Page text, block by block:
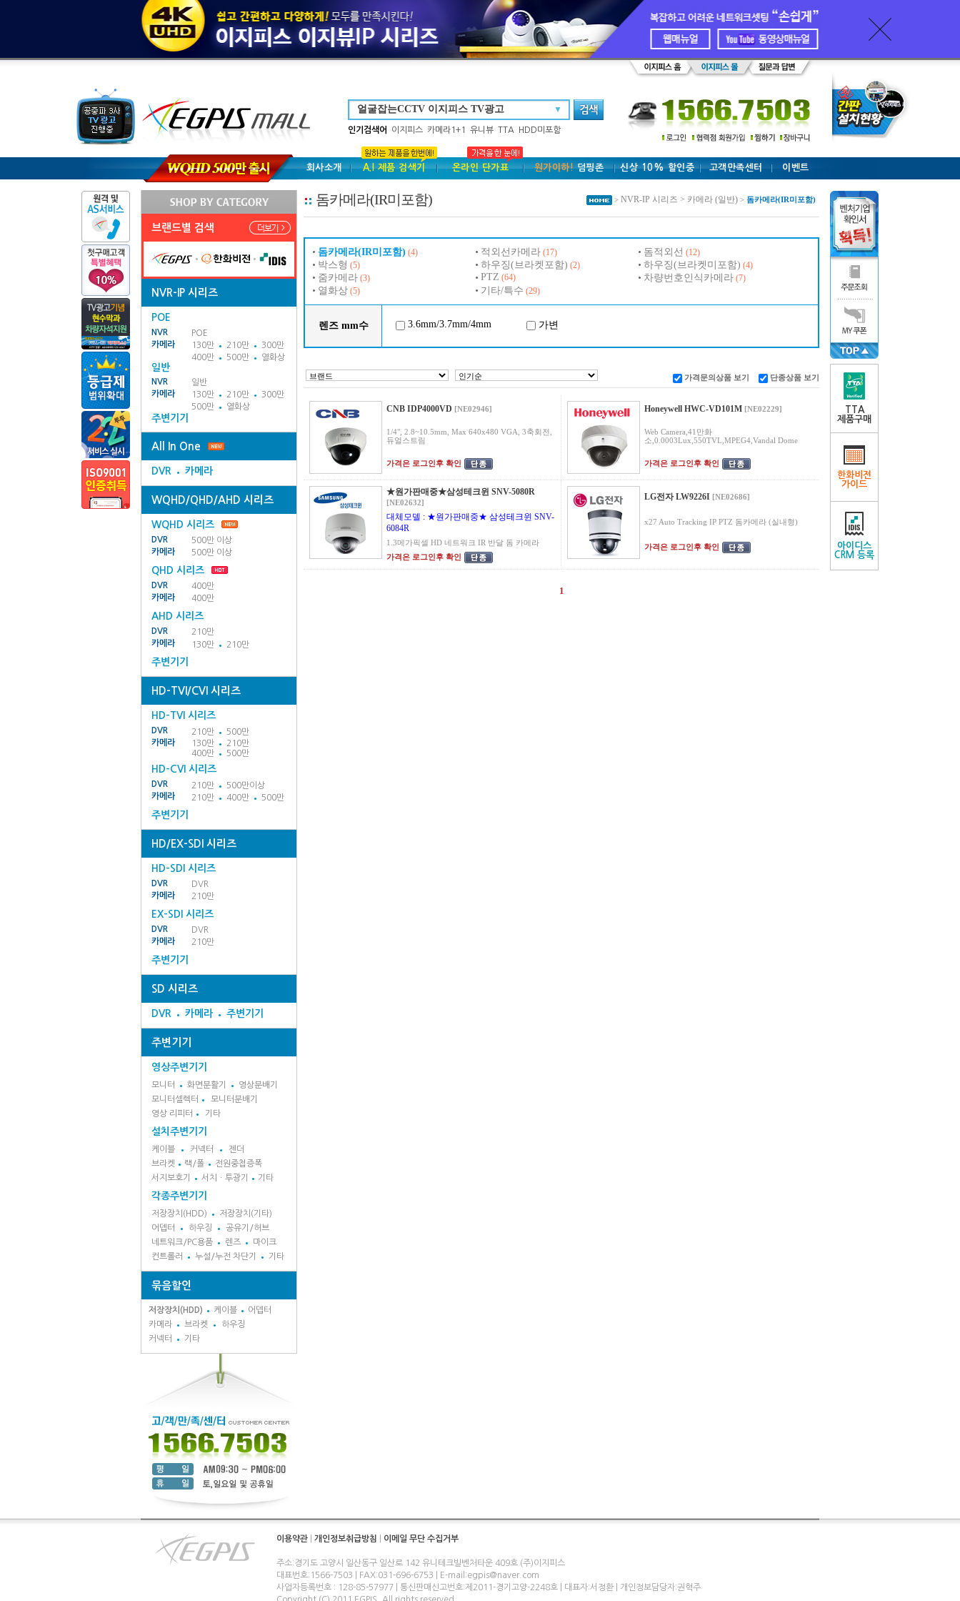
▼
인기검색어 이지피스 카메라1+1 유니뷰 TTA HDD미포함
회사소개 A.I 제품 검색기 온라인 단가표 원가이하!덤핑존 신상 10% 할인중 고객만족센터 이벤트
브랜드별 검색
NVR-IP 시리즈
POE
NVR
POE
카메라
130만 210만
300만
400만
500만 열화상
일반
NVR
일반
카메라
130만 210만
300만
500만
열화상
주변기기
All In One
DVR 카메라
WQHD/QHD/AHD 시리즈
WQHD 시리즈
DVR
500만 이상
카메라
500만 이상
QHD 시리즈
DVR
400만
카메라
400만
AHD 시리즈
DVR
210만
카메라
130만 210만
주변기기
HD-TVI/CVI 시리즈
HD-TVI 시리즈
DVR 210만
500만
카메라
130만
210만
400만
500만
HD-CVI 시리즈
DVR 210만
500만이상
카메라
210만 400만 500만
주변기기
HD/EX-SDI 시리즈
HD-SDI 시리즈
DVR
DVR
카메라
210만
EX-SDI 시리즈
DVR
DVR
카메라
210만
주변기기
SD 시리즈
DVR 카메라 주변기기
주변기기
영상주변기기
모니터 화면분활기
영상분배기
모니터셀렉터
모니터분배기
영상 리피터
기타
설치주변기기
케이블 커넥터
젠더
브라켓
랙/폴
전원중첩증폭
서지보호기
서치ㆍ투광기 기타
각종주변기기
저장장치(HDD)
저장장치(기타)
어뎁터
하우징
공유기/허브
네트워크/PC용품
렌즈
마이크
컨트롤러
누설/누전 차단기 기타
묶음할인
저장장치(HDD) 케이블
어뎁터
카메라
브라켓
하우징
커넥터
기타
돔카메라(IR미포함) > NVR-IP 시리즈 > 카메라 (일반) > 돔카메라(IR미포함)
돔카메라(IR미포함) (4) 적외선카메라 (17) 돔적외선 (12)
박스형 (5) 하우징(브라켓포함) (2) 하우징(브라켓미포함) (4)
줌카메라 (3) PTZ (64) 차량번호인식카메라 (7)
열화상 (5) 기타/특수 (29)
렌즈 mm수 3.6mm/3.7mm/4mm 가변
가격문의상품 보기 단종상품 보기
CNB IDP4000VD [NE02946]
1/4", 2.8~10.5mm, Max 640x480 VGA, 3축회전,
듀얼스트림
가격은 로그인후 확인
Honeywell HWC-VD101M [NE02229]
Web Camera,41만화
소,0.0003Lux,550TVL,MPEG4,Vandal Dome
가격은 로그인후 확인
★원가판매중★삼성테크윈 SNV-5080R
[NE02632]
대체모델 : ★원가판매중★ 삼성테크윈 SNV-
6084R
1.3메가픽셀 HD 네트워크 IR 반달 돔 카메라
가격은 로그인후 확인
LG전자 LW9226I [NE02686]
x27 Auto Tracking IP PTZ 돔카메라 (실내형)
가격은 로그인후 확인
1
TTA
제품구매
한화비전
가이드
아이디스
CRM 등록
이용약관 개인정보취급방침 이메일 무단 수집거부
주소:경기도 고양시 일산동구 일산로 142 유니테크빌벤처타운 409호 (주)이지피스
대표번호:1566-7503 | FAX:031-696-6753 | E-mail:egpis@naver.com
사업자등록번호 : 128-85-57977 | 통신판매신고번호:제2011-경기고양-2248호 | 대표자:서정환 | 개인정보담당자:권혁주